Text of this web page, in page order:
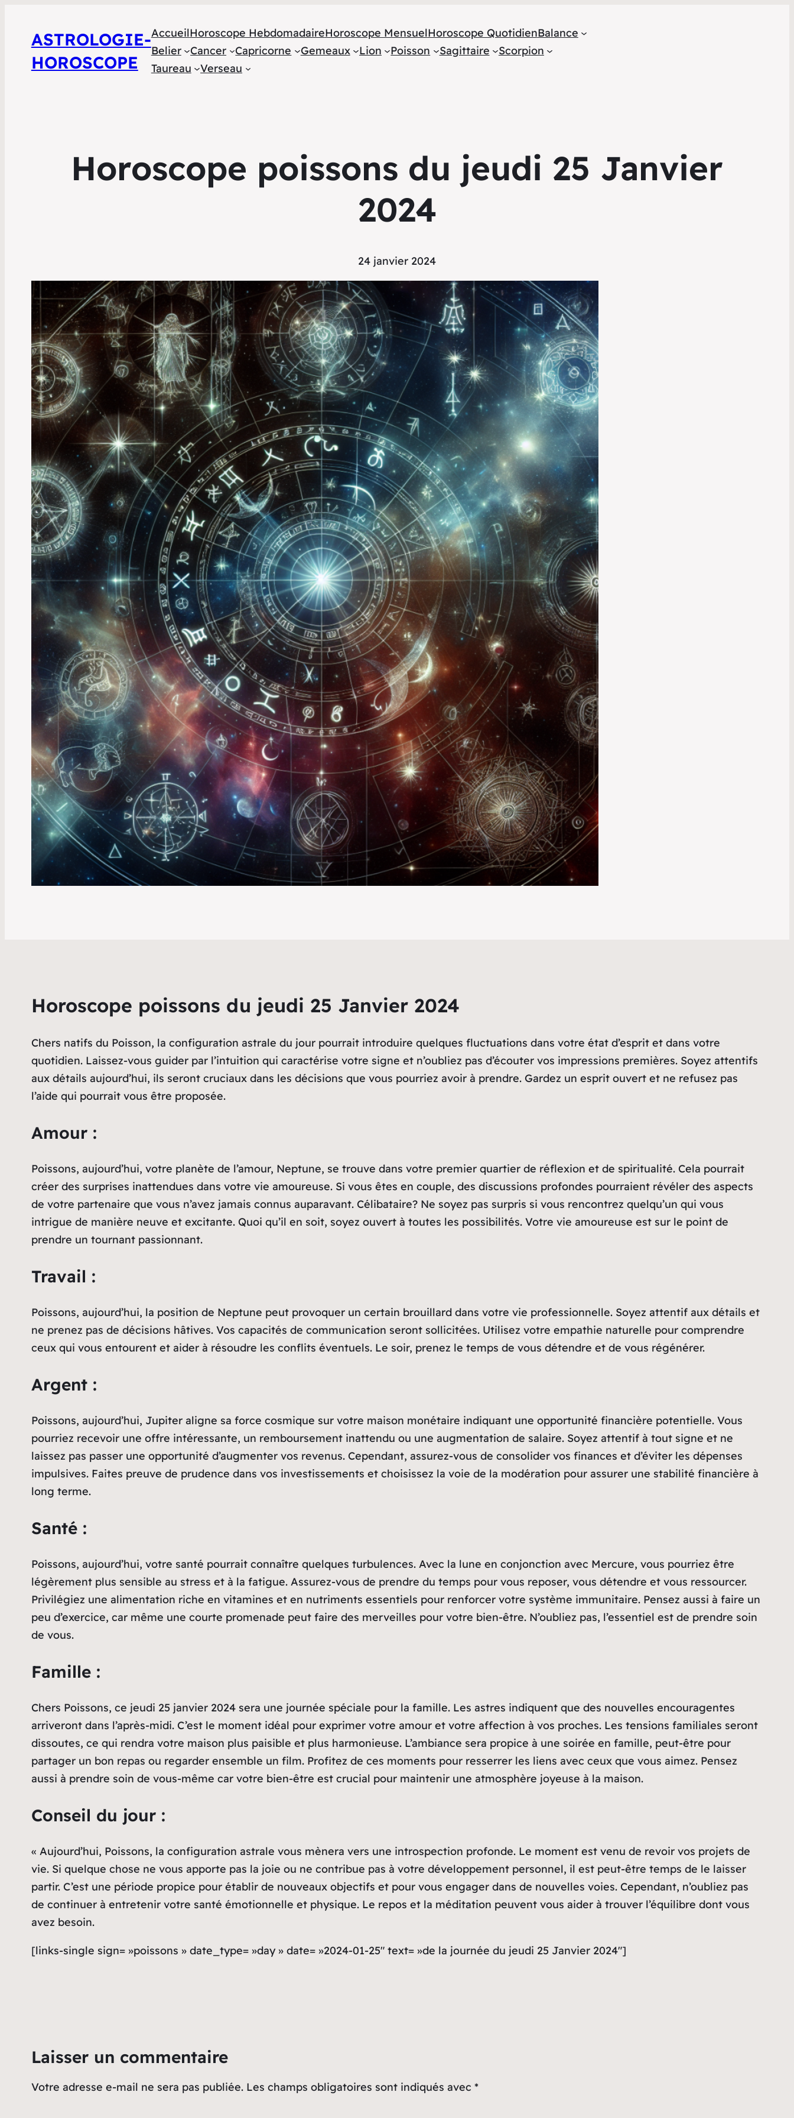
ASTROLOGIE-
HOROSCOPE
AccueilHoroscope HebdomadaireHoroscope MensuelHoroscope QuotidienBalance
Belier
Cancer Capricorne Gemeaux Lion Poisson Sagittaire
Scorpion
Taureau
Verseau
Horoscope poissons du jeudi 25 Janvier
2024
24 janvier 2024
Horoscope poissons du jeudi 25 Janvier 2024
Chers natifs du Poisson, la configuration astrale du jour pourrait introduire quelques fluctuations dans votre état d’esprit et dans votre
quotidien. Laissez-vous guider par l’intuition qui caractérise votre signe et n’oubliez pas d’écouter vos impressions premières. Soyez attentifs
aux détails aujourd’hui, ils seront cruciaux dans les décisions que vous pourriez avoir à prendre. Gardez un esprit ouvert et ne refusez pas
l’aide qui pourrait vous être proposée.
Amour :
Poissons, aujourd’hui, votre planète de l’amour, Neptune, se trouve dans votre premier quartier de réflexion et de spiritualité. Cela pourrait
créer des surprises inattendues dans votre vie amoureuse. Si vous êtes en couple, des discussions profondes pourraient révéler des aspects
de votre partenaire que vous n’avez jamais connus auparavant. Célibataire? Ne soyez pas surpris si vous rencontrez quelqu’un qui vous
intrigue de manière neuve et excitante. Quoi qu’il en soit, soyez ouvert à toutes les possibilités. Votre vie amoureuse est sur le point de
prendre un tournant passionnant.
Travail :
Poissons, aujourd’hui, la position de Neptune peut provoquer un certain brouillard dans votre vie professionnelle. Soyez attentif aux détails et
ne prenez pas de décisions hâtives. Vos capacités de communication seront sollicitées. Utilisez votre empathie naturelle pour comprendre
ceux qui vous entourent et aider à résoudre les conflits éventuels. Le soir, prenez le temps de vous détendre et de vous régénérer.
Argent :
Poissons, aujourd’hui, Jupiter aligne sa force cosmique sur votre maison monétaire indiquant une opportunité financière potentielle. Vous
pourriez recevoir une offre intéressante, un remboursement inattendu ou une augmentation de salaire. Soyez attentif à tout signe et ne
laissez pas passer une opportunité d’augmenter vos revenus. Cependant, assurez-vous de consolider vos finances et d’éviter les dépenses
impulsives. Faites preuve de prudence dans vos investissements et choisissez la voie de la modération pour assurer une stabilité financière à
long terme.
Santé :
Poissons, aujourd’hui, votre santé pourrait connaître quelques turbulences. Avec la lune en conjonction avec Mercure, vous pourriez être
légèrement plus sensible au stress et à la fatigue. Assurez-vous de prendre du temps pour vous reposer, vous détendre et vous ressourcer.
Privilégiez une alimentation riche en vitamines et en nutriments essentiels pour renforcer votre système immunitaire. Pensez aussi à faire un
peu d’exercice, car même une courte promenade peut faire des merveilles pour votre bien-être. N’oubliez pas, l’essentiel est de prendre soin
de vous.
Famille :
Chers Poissons, ce jeudi 25 janvier 2024 sera une journée spéciale pour la famille. Les astres indiquent que des nouvelles encouragentes
arriveront dans l’après-midi. C’est le moment idéal pour exprimer votre amour et votre affection à vos proches. Les tensions familiales seront
dissoutes, ce qui rendra votre maison plus paisible et plus harmonieuse. L’ambiance sera propice à une soirée en famille, peut-être pour
partager un bon repas ou regarder ensemble un film. Profitez de ces moments pour resserrer les liens avec ceux que vous aimez. Pensez
aussi à prendre soin de vous-même car votre bien-être est crucial pour maintenir une atmosphère joyeuse à la maison.
Conseil du jour :
« Aujourd’hui, Poissons, la configuration astrale vous mènera vers une introspection profonde. Le moment est venu de revoir vos projets de
vie. Si quelque chose ne vous apporte pas la joie ou ne contribue pas à votre développement personnel, il est peut-être temps de le laisser
partir. C’est une période propice pour établir de nouveaux objectifs et pour vous engager dans de nouvelles voies. Cependant, n’oubliez pas
de continuer à entretenir votre santé émotionnelle et physique. Le repos et la méditation peuvent vous aider à trouver l’équilibre dont vous
avez besoin.
[links-single sign= »poissons » date_type= »day » date= »2024-01-25″ text= »de la journée du jeudi 25 Janvier 2024″]
Laisser un commentaire
Votre adresse e-mail ne sera pas publiée. Les champs obligatoires sont indiqués avec *